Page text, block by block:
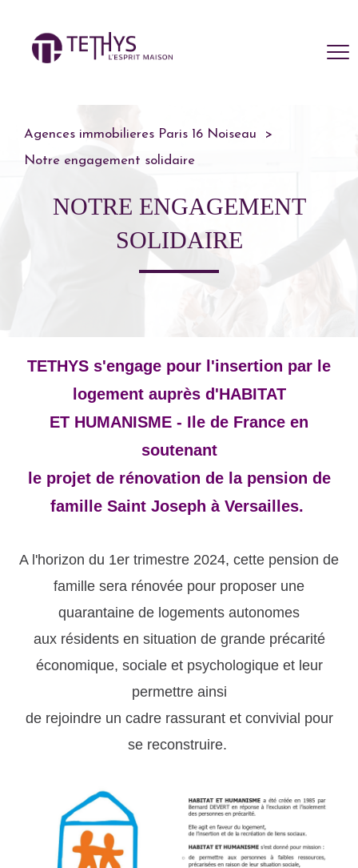
Agences immobilieres Paris 16 Noiseau
Notre engagement solidaire
NOTRE ENGAGEMENT
SOLIDAIRE
TETHYS s'engage pour l'insertion par le
logement auprès d'HABITAT
ET HUMANISME - Ile de France en
soutenant
le projet de rénovation de la pension de
famille Saint Joseph à Versailles.
A l'horizon du 1er trimestre 2024, cette pension de
famille sera rénovée pour proposer une
quarantaine de logements autonomes
aux résidents en situation de grande précarité
économique, sociale et psychologique et leur
permettre ainsi
de rejoindre un cadre rassurant et convivial pour
se reconstruire.